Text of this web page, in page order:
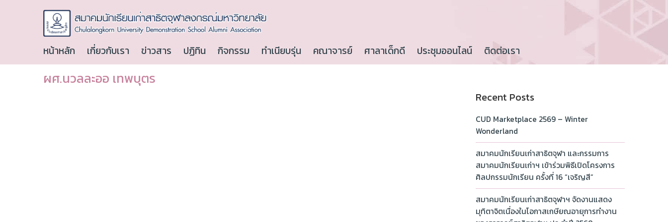
หน้าหลัก เกี่ยวกับเรา ข่าวสาร ปฏิทิน กิจกรรม ทำเนียบรุ่น คณาจารย์ ศาลาเด็กดี ประชุมออนไลน์ ติดต่อเรา
ผศ.นวลละออ เทพบุตร
Recent Posts
CUD Marketplace 2569 – Winter
Wonderland
สมาคมนักเรียนเก่าสาธิตจุฬา และกรรมการ
สมาคมนักเรียนเก่าฯ เข้าร่วมพิธีเปิดโครงการ
ศิลปกรรมนักเรียน ครั้งที่ 16 “เจริญสี”
สมาคมนักเรียนเก่าสาธิตจุฬาฯ จัดงานแสดง
มุทิตาจิตเนื่องในโอกาสเกษียณอายุการทำงาน